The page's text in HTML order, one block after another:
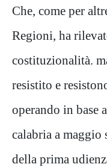
Che, come per
Regioni, ha
costituzionalità.
resistito e
operando in base
calabria a
della prima